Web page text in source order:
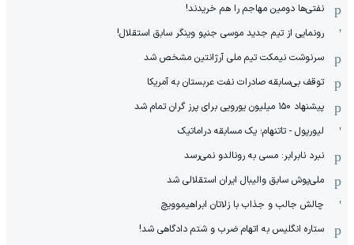
نفتی‌ها دومین مهاجم را هم خریدند!
رونمایی از تیم جدید موسی جنپو وینگر سابق استقلال!
سرنوشت نیمکت تیم ملی آرژانتین مشخص شد
توقف بی‌سابقه صادرات نفت عربستان به آمریکا
پیشنهاد ۱۵۰ میلیون یورویی برای پرز گران تمام شد
لیورپول - تاتنهام؛ یک مسابقه دراماتیک
نبرد نابرابر: مسی به رونالدو نمی‌رسد
ملی‌پوش سابق والیبال ایران استقلالی شد
چالش جالب و جذاب با زلاتان ابراهیموویچ
ستاره انگلیس به اتهام ضرب و شتم دادگاهی شد!